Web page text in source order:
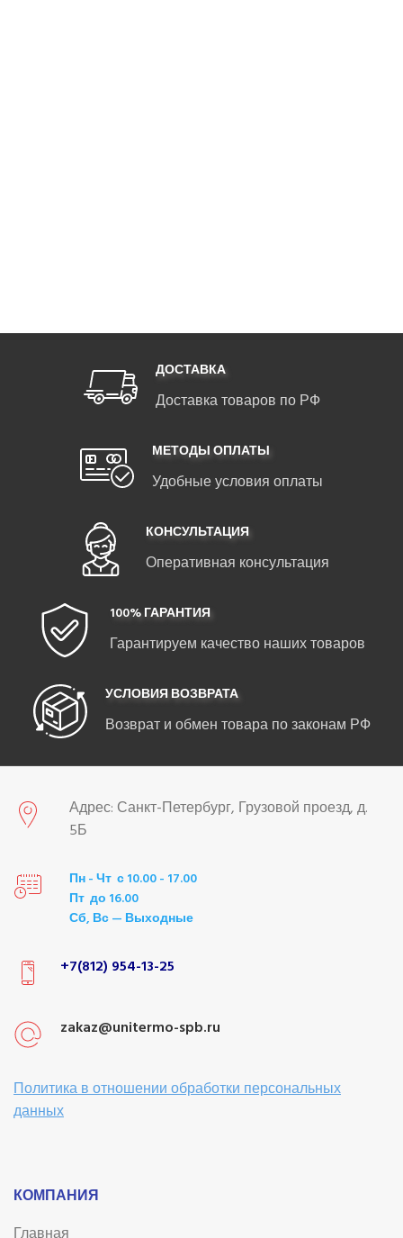
ДОСТАВКА
Доставка товаров по РФ
МЕТОДЫ ОПЛАТЫ
Удобные условия оплаты
КОНСУЛЬТАЦИЯ
Оперативная консультация
100% ГАРАНТИЯ
Гарантируем качество наших товаров
УСЛОВИЯ ВОЗВРАТА
Возврат и обмен товара по законам РФ
Адрес: Санкт-Петербург, Грузовой проезд, д.
5Б
Пн - Чт с 10.00 - 17.00
Пт до 16.00
Сб, Вс — Выходные
+7(812) 954-13-25
zakaz@unitermo-spb.ru
Политика в отношении обработки персональных
данных
КОМПАНИЯ